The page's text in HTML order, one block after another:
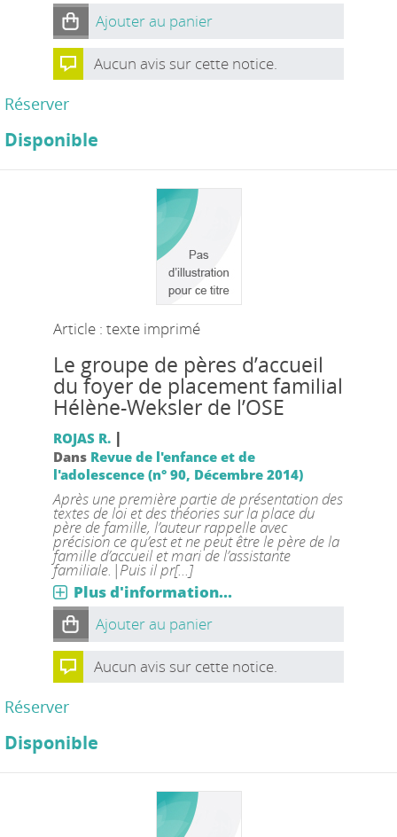
Ajouter au panier
Aucun avis sur cette notice.
Réserver
Disponible
Article : texte imprimé
Le groupe de pères d’accueil
du foyer de placement familial
Hélène-Weksler de l’OSE
ROJAS R. |
Dans Revue de l'enfance et de
l'adolescence (n° 90, Décembre 2014)
Après une première partie de présentation des
textes de loi et des théories sur la place du
père de famille, l’auteur rappelle avec
précision ce qu’est et ne peut être le père de la
famille d’accueil et mari de l’assistante
familiale.|Puis il pr[...]
Plus d'information...
Ajouter au panier
Aucun avis sur cette notice.
Réserver
Disponible